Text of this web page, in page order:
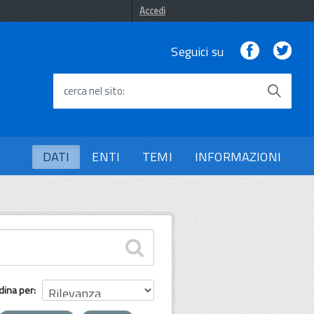
Accedi
Seguici su Facebook
cerca nel sito
DATI ENTI TEMI INFORMAZIONI
per